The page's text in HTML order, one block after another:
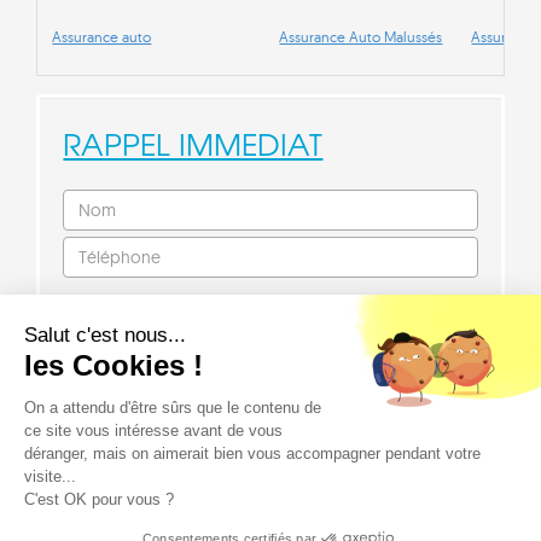
Assurance auto Assurance Auto Malussés
RAPPEL IMMEDIAT
|
Salut c'est nous...
les Cookies !
On a attendu d'être sûrs que le contenu de
ce site vous intéresse avant de vous
déranger, mais on aimerait bien vous accompagner pendant votre
visite...
C'est OK pour vous ?
Consentements certifiés par